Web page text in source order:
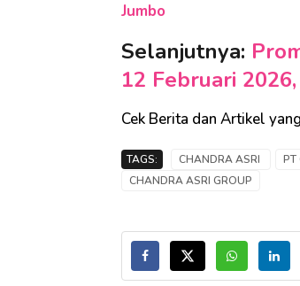
Jumbo
Selanjutnya:
12 Februari
Cek Berita dan Artikel
TAGS: CHANDRA ASRI PT
CHANDRA ASRI GROUP